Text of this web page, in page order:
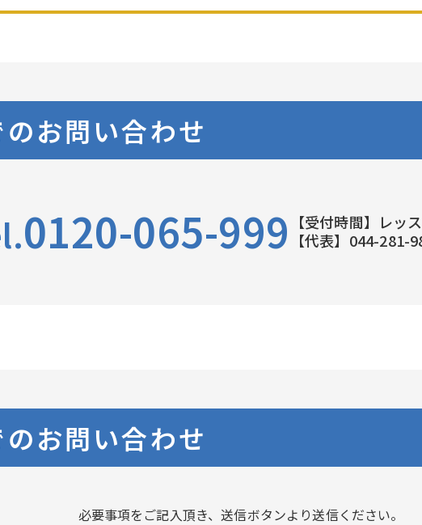
お問い合わせ
0120-065-999
【受付時間】レッ
【代表】044-281-
お問い合わせ
必要事項をご記入頂き、送信ボタンより送信ください。